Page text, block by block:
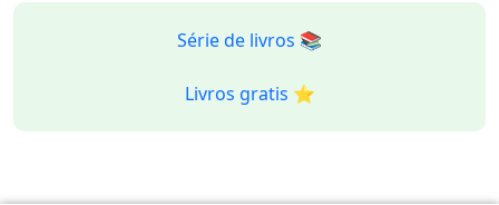
Série de livros 📚
Livros gratis ⭐️